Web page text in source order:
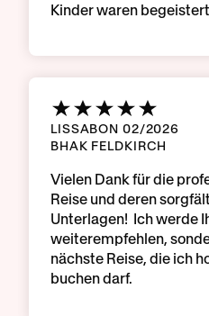
Kinder waren
LISSABON 02/2026
BHAK FELDKIRCH
Vielen Dank für die
Reise und deren
Unterlagen! Ich werde
weiterempfehlen,
nächste Reise, die ich
buchen darf.